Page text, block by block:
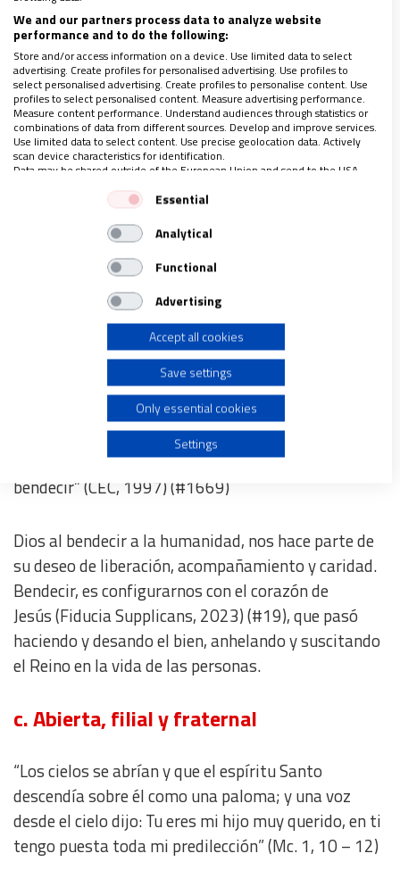
consolación, búsqueda, etc., de la comunidad a la
que está integrado: familia.
a. Constante
“Y la bendición de Dios todopoderoso, del Padre, del
Hijo y del Espíritu Santo, descienda sobre ustedes y
permanezca para siempre” (CEA – Misal Romano
Cotidiano, 2011, pág. 1009)
Los cristianos creemos, celebramos y anunciamos a
una Trinidad que se enredó en nuestra vida, en
nuestra historia y que siempre está
acompañándonos.
b. Participante
bautizado es llamado a ser una bendición y a
bendecir” (CEC, 1997) (#1669)
Dios al bendecir a la humanidad, nos hace parte de
su deseo de liberación, acompañamiento y caridad.
Bendecir, es configurarnos con el corazón de
Jesús (Fiducia Supplicans, 2023) (#19), que pasó
haciendo y desando el bien, anhelando y suscitando
el Reino en la vida de las personas.
c. Abierta, filial y fraternal
“Los cielos se abrían y que el espíritu Santo
descendía sobre él como una paloma; y una voz
desde el cielo dijo: Tu eres mi hijo muy querido, en ti
tengo puesta toda mi predilección” (Mc. 1, 10 – 12)
We and our partners process data to analyze website
performance and to do the following:
Store and/or access information on a device. Use limited data to select
advertising. Create profiles for personalised advertising. Use profiles to
select personalised advertising. Create profiles to personalise content. Use
profiles to select personalised content. Measure advertising performance.
Measure content performance. Understand audiences through statistics or
combinations of data from different sources. Develop and improve services.
Use limited data to select content. Use precise geolocation data. Actively
scan device characteristics for identification.
Data may be shared outside of the European Union and send to the USA.
Your consent and the cookie policy applies solely to this website/app.
View Partner List (1 IAB Vendors)
We use your data for the following purposes:
IAB processing purposes:
Use limited data to select advertising
Create profiles for personalised advertising
Use profiles to select personalised advertising
Create profiles to personalise content
Use profiles to select personalised content
Measure advertising performance
Measure content performance
Use limited data to select content
IAB Special Features:
Essential
Analytical
Functional
Advertising
Accept all cookies
Save settings
Only essential cookies
Settings